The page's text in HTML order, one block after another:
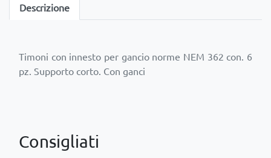
Descrizione
Timoni con innesto per gancio norme NEM 362 con. 6
Consigliati